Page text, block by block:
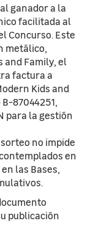
ganador a la
facilitada al
Concurso. Este
metálico,
and Family, el
factura a
Kids and
87044251,
para la gestión
no impide
en
las Bases,
publicación